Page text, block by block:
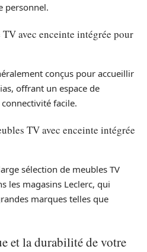
personnel.
avec enceinte intégrée pour
conçus pour accueillir
offrant un espace de
facile.
TV avec enceinte intégrée
sélection de meubles TV
les magasins Leclerc, qui
marques telles que
et la durabilité de votre